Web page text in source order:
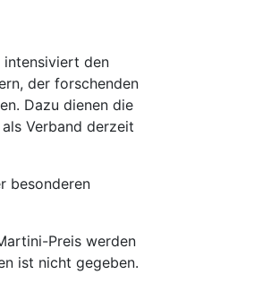
intensiviert den
der forschenden
Dazu dienen die
Verband derzeit
besonderen
Preis werden
ist nicht gegeben.